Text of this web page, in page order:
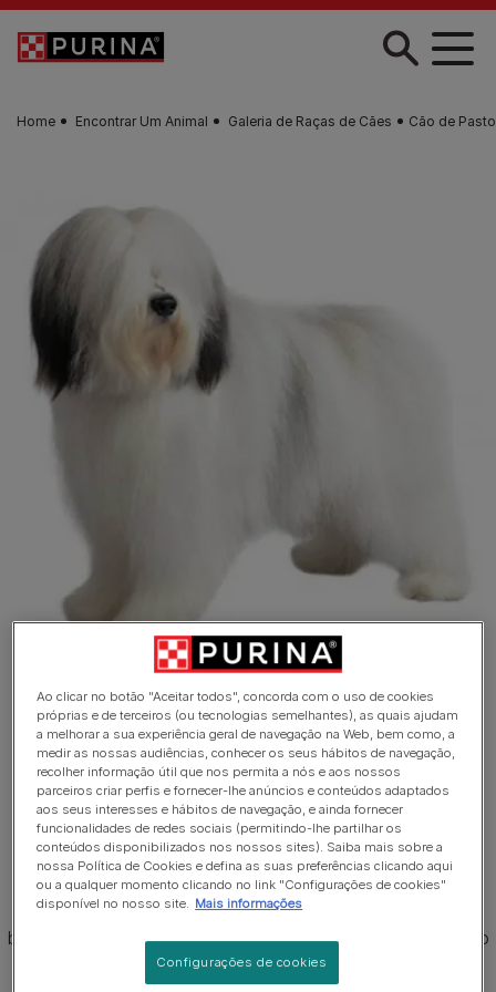
Skip to main content
Home Encontrar Um Animal Galeria de Raças de Cães Cão de
Cão de Pastor Polaco das
Planícies
Um cão de porte médio, ligeiramente retangular, com uma
pelagem desgrenhada, o Pastor Polaco das Planícies é
compacto, forte e musculoso. A pelagem é espessa,
bastante comprida e áspera com um subpelo macio. O pelo
cai sobre os olhos e abrange qualquer tipo de cor. Os
1 de 3
Ao clicar no botão "Aceitar todos", concorda com o uso de cookies
próprias e de terceiros (ou tecnologias semelhantes), as quais ajudam
a melhorar a sua experiência geral de navegação na Web, bem como, a
medir as nossas audiências, conhecer os seus hábitos de navegação,
recolher informação útil que nos permita a nós e aos nossos
parceiros criar perfis e fornecer-lhe anúncios e conteúdos adaptados
aos seus interesses e hábitos de navegação, e ainda fornecer
funcionalidades de redes sociais (permitindo-lhe partilhar os
conteúdos disponibilizados nos nossos sites). Saiba mais sobre a
nossa Política de Cookies e defina as suas preferências clicando aqui
ou a qualquer momento clicando no link "Configurações de cookies"
disponível no nosso site.
Mais informações
Configurações de cookies